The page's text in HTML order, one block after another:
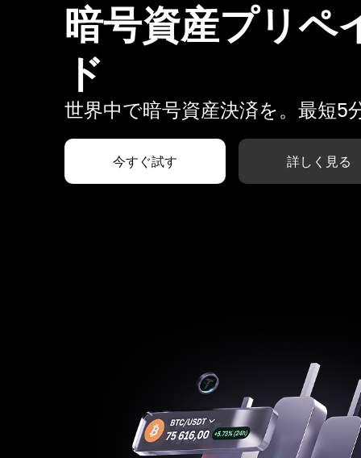
暗号資産プリペ
ド
世界中で暗号資産決済を。最短5
今すぐ試す 詳しく見る